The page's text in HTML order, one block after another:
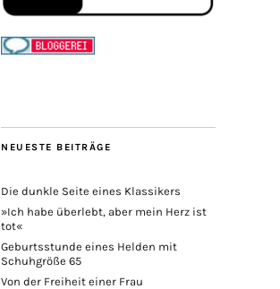
NEUESTE BEITRÄGE
Die dunkle Seite eines Klassikers
»Ich habe überlebt, aber mein Herz ist
tot«
Geburtsstunde eines Helden mit
Schuhgröße 65
Von der Freiheit einer Frau